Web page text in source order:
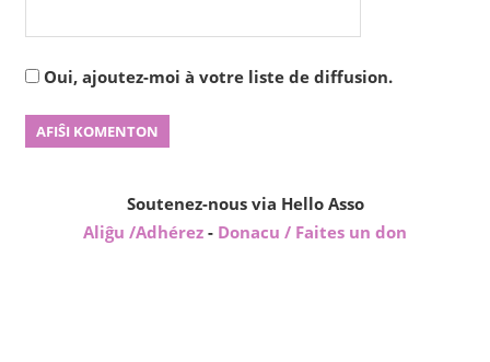
Oui, ajoutez-moi à votre liste de diffusion.
Soutenez-nous via Hello Asso
Aliĝu /Adhérez - Donacu / Faites un don